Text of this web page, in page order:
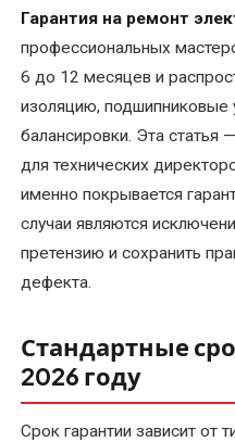
Восстановление
посадочного
места
под
Диагностика
электродвигателей
Замена
электродвигателях
Гарантия на ремонт
профессиональных
6 до 12 месяцев и
изоляцию, подшипниковые
балансировки. Эта статья
для технических
именно покрывается
случаи являются
претензию и сохранить
дефекта.
Стандартные
2026 году
Срок гарантии зависит от